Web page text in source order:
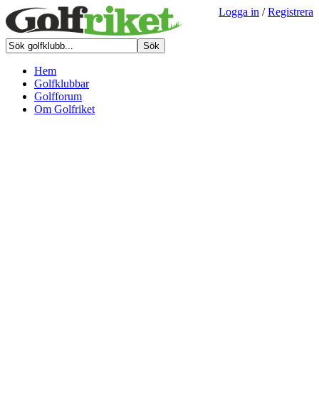
Logga in /Registrera
Hem
Golfklubbar
Golfforum
Om Golfriket